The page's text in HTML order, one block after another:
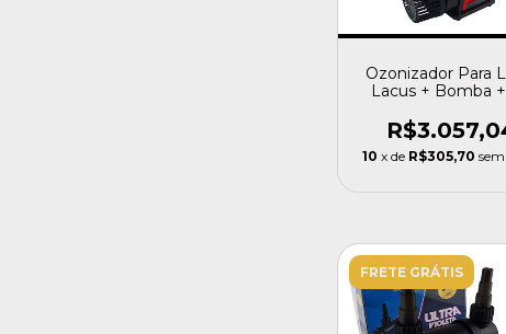
Ozonizador Para
Lacus + Bomba
10 x de R$305,70
FRETE GRÁTIS